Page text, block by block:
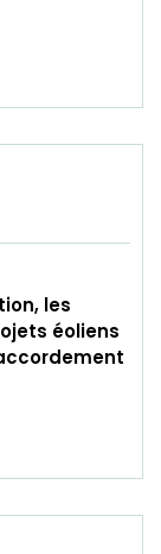
les
éoliens